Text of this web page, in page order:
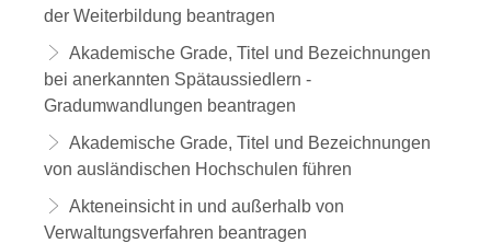
der Weiterbildung beantragen
Akademische Grade, Titel und Bezeichnungen
bei anerkannten Spätaussiedlern -
Gradumwandlungen beantragen
Akademische Grade, Titel und Bezeichnungen
von ausländischen Hochschulen führen
Akteneinsicht in und außerhalb von
Verwaltungsverfahren beantragen